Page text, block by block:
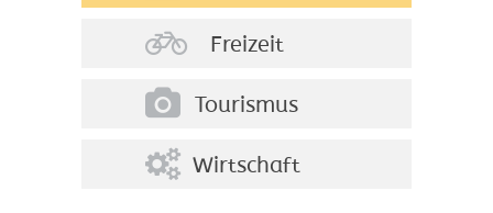
Freizeit
Tourismus
Wirtschaft